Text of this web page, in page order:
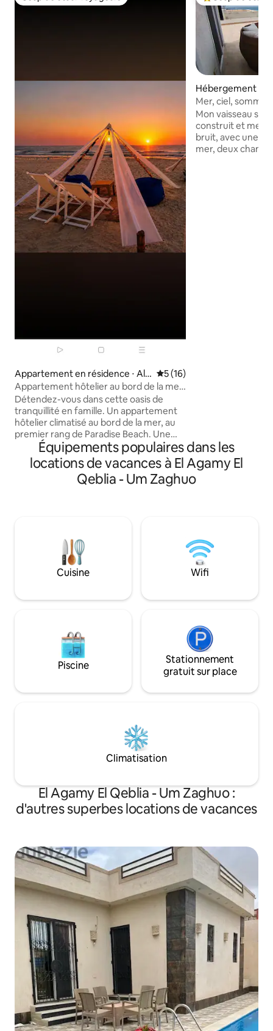
Coup de cœur voyageurs
Appartement en résidence ⋅ Al
Bitash Sharq
Évaluation moyenne sur la
5 (16)
Appartement hôtelier au bord de la mer
à Alexandrie, Paradise Beach
Détendez-vous dans cette oasis de
tranquillité en famille. Un appartement
hôtelier climatisé au bord de la mer, au
premier rang de Paradise Beach. Une
plage privée, un endroit très spécial, le
Wi-Fi, une télévision connectée, des
appareils électroménagers et des
meubles neufs, une vue imprenable et
ressentirez un sentiment de paix
inégalé. Profitez d'un moment
inoubliable. Sécurité 24h/24, gardien sur
place, garage sous la tour et services
restaurants, des supermarchés, des
de sushis, des restaurants syriens et des
restaurants de fruits de mer. Le
logement est adapté à toutes les
nationalités et aux familles.
Coups de cœur
Hébergement ⋅
Mer, ciel,
Mon vaisseau
construit et
bruit, avec une
mer, deux
Équipements populaires dans les
locations de vacances à El Agamy El
Qeblia - Um Zaghuo
Cuisine Wifi
Piscine
Stationnement
gratuit sur place
Climatisation
El Agamy El Qeblia - Um Zaghuo :
d'autres superbes locations de vacances